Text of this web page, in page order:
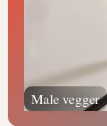
Male vegger